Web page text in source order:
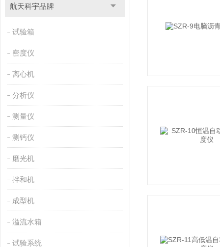
航天科宇品牌
试验箱
密度仪
离心机
分析仪
测量仪
测钙仪
磨光机
拌和机
成型机
溢流水箱
试验系统